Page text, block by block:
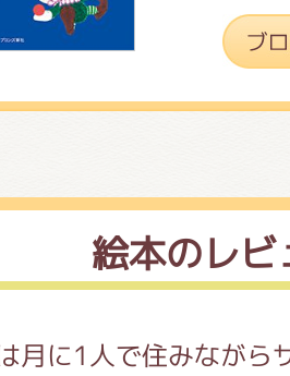
絵本のレビ
月に1人で住みながら